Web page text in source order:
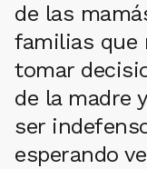
de las
familias que
tomar
de la madre
ser
esperando